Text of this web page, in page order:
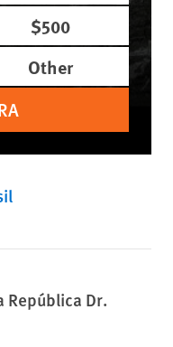
$500
Other
República Dr.